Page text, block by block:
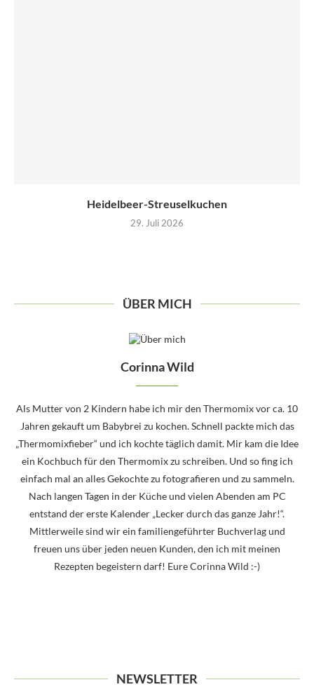
Heidelbeer-Streuselkuchen
29. Juli 2026
ÜBER MICH
Corinna Wild
Als Mutter von 2 Kindern habe ich mir den Thermomix vor ca. 10
Jahren gekauft um Babybrei zu kochen. Schnell packte mich das
„Thermomixfieber“ und ich kochte täglich damit. Mir kam die Idee
ein Kochbuch für den Thermomix zu schreiben. Und so fing ich
einfach mal an alles Gekochte zu fotografieren und zu sammeln.
Nach langen Tagen in der Küche und vielen Abenden am PC
entstand der erste Kalender „Lecker durch das ganze Jahr!“.
Mittlerweile sind wir ein familiengeführter Buchverlag und
freuen uns über jeden neuen Kunden, den ich mit meinen
Rezepten begeistern darf! Eure Corinna Wild :-)
NEWSLETTER